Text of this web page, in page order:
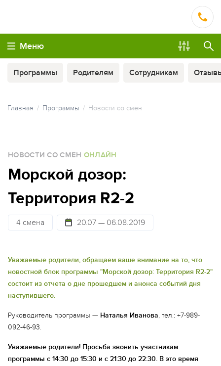
Меню
Программы Родителям Сотрудникам
Главная Программы Новости со смен
ОПЛАТА ТУРА ЧАСТЯМИ
НОВОСТИ СО СМЕН ОНЛАЙН
Морской дозор:
Территория R2-2
4 смена 20.07 — 06.08.2019
Уважаемые родители, обращаем ваше внимание на то, что
новостной блок программы "Морской дозор: Территория R2-2"
состоит из отчета о дне прошедшем и анонса событий дня
наступившего.
Руководитель программы — Наталья Иванова, тел.: +7-989-
092-46-93.
Уважаемые родители! Просьба звонить участникам
программы с 14:30 до 15:30 и с 21:30 до 22:30. В это время